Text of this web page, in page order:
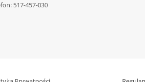
517-457-030